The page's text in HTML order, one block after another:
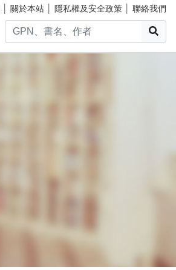
關於本站 隱私權及安全政策 聯絡我們